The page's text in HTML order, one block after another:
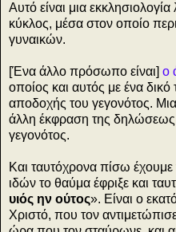
Αυτό είναι μια
κύκλος, μέσα στον οποίο
γυναικών.
[Ένα άλλο πρόσωπο είναι] ο
οποίος και αυτός με ένα δικό
αποδοχής του γεγονότος.
άλλη έκφραση της
γεγονότος.
Και ταυτόχρονα πίσω έχουμε
ιδών το θαύμα έφριξε και
υιός ην ούτος». Είναι ο
Χριστό, που τον